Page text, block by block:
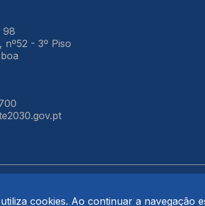
cookies. Ao continuar a navegação
98
nº52 - 3º Piso